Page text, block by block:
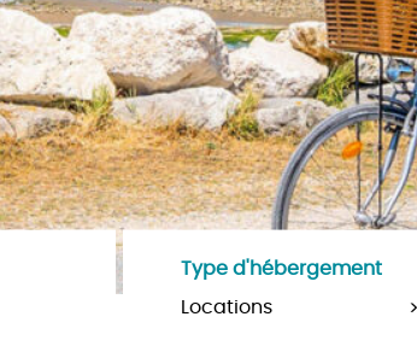
Type d'hébergement
>